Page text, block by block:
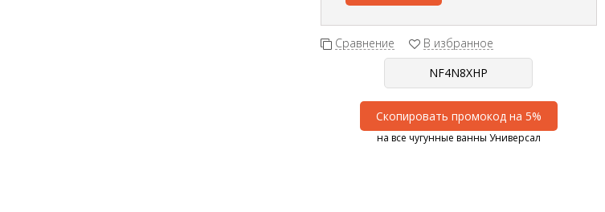
Сравнение В избранное
Скопировать промокод на 5%
на все чугунные ванны Универсал